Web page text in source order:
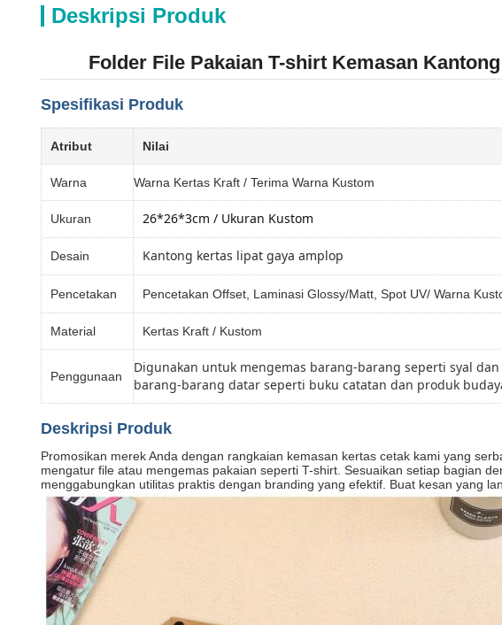
Deskripsi Produk
Folder File Pakaian T-shirt Kemasan
Spesifikasi Produk
Atribut Nilai
Warna Warna Kertas Kraft / Terima Warna Kustom
Ukuran 26*26*3cm / Ukuran Kustom
Desain Kantong kertas lipat gaya amplop
Pencetakan Pencetakan Offset, Laminasi Glossy/Matt, Spot UV/ Warna
Material Kertas Kraft / Kustom
Penggunaan
Digunakan untuk mengemas barang-barang seperti syal
barang-barang datar seperti buku catatan dan produk
Deskripsi Produk
Promosikan merek Anda dengan rangkaian kemasan kertas cetak kami yang
mengatur file atau mengemas pakaian seperti T-shirt. Sesuaikan setiap bagian
menggabungkan utilitas praktis dengan branding yang efektif. Buat kesan yang